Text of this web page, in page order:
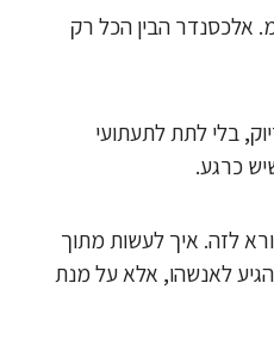
אלכסנדר הבין הכל רק
בלי לתת לתעתועי
כרגע.
לזה. איך לעשות מתוך
לאנשהו, אלא על מנת